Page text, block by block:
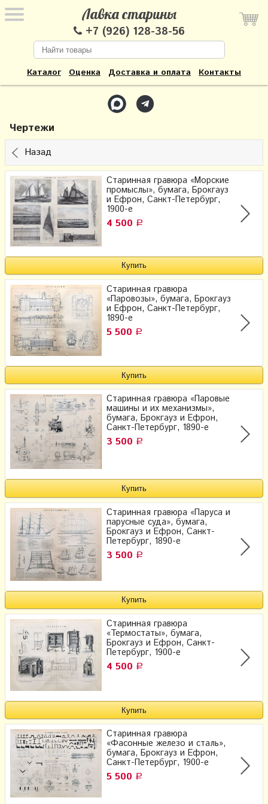
Лавка старины
+7 (926) 128-38-56
Каталог Оценка Доставка и оплата Контакты
Чертежи
Назад
Старинная гравюра «Морские
промыслы», бумага, Брокгауз
и Ефрон​, Санкт-Петербург,
1900-е
4 500 Р
Старинная гравюра
«Паровозы», бумага, Брокгауз
и Ефрон​, Санкт-Петербург,
1890-е
5 500 Р
Старинная гравюра «Паровые
машины и их механизмы»,
бумага, Брокгауз и Ефрон​,
Санкт-Петербург, 1890-е
3 500 Р
Старинная гравюра «Паруса и
парусные суда», бумага,
Брокгауз и Ефрон​, Санкт-
Петербург, 1890-е
3 500 Р
Старинная гравюра
«Термостаты», бумага,
Брокгауз и Ефрон​, Санкт-
Петербург, 1900-е
4 500 Р
Старинная гравюра
«Фасонные железо и сталь»,
бумага, Брокгауз и Ефрон​,
Санкт-Петербург, 1900-е
5 500 Р